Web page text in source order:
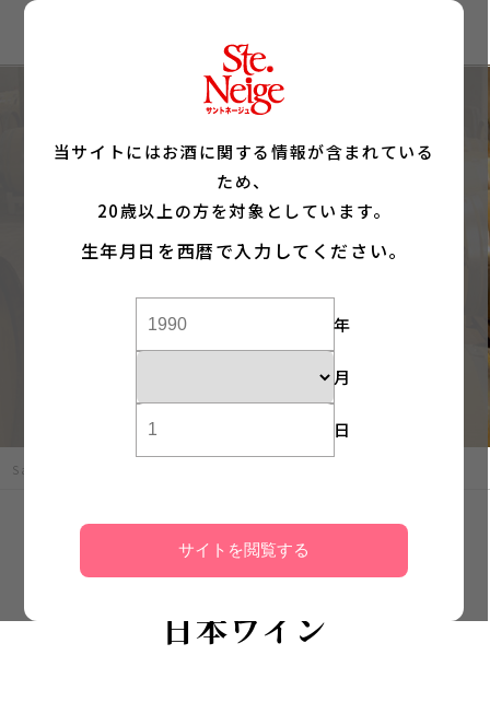
当サイトにはお酒に関する情報が含まれている
ため、
20歳以上の方を対象としています。
生年月日を西暦で入力してください。
年
月
日
サイトを閲覧する
Lineup
Sainte Neige サントネージュトップ
日本ワイン